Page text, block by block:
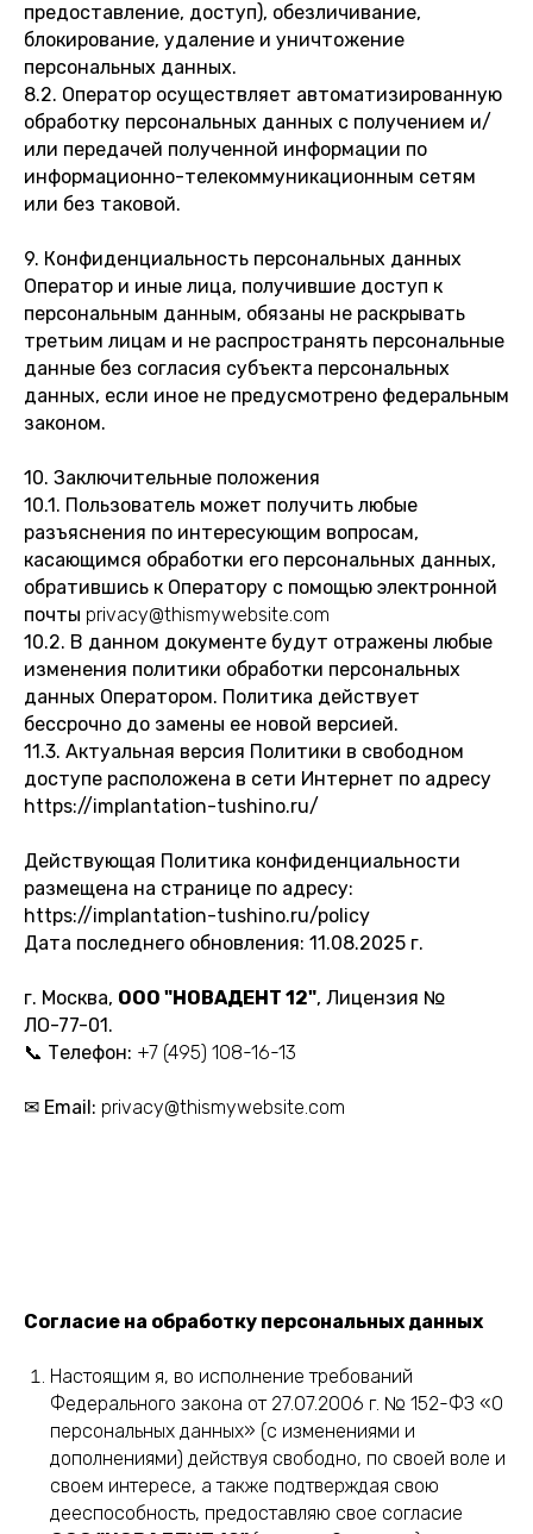
предоставление, доступ), обезличивание,
блокирование, удаление и уничтожение
персональных данных.
8.2. Оператор осуществляет автоматизированную
обработку персональных данных с получением и/
или передачей полученной информации по
информационно-телекоммуникационным сетям
или без таковой.
9. Конфиденциальность персональных данных
Оператор и иные лица, получившие доступ к
персональным данным, обязаны не раскрывать
третьим лицам и не распространять персональные
данные без согласия субъекта персональных
данных, если иное не предусмотрено федеральным
законом.
10. Заключительные положения
10.1. Пользователь может получить любые
разъяснения по интересующим вопросам,
касающимся обработки его персональных данных,
обратившись к Оператору с помощью электронной
почты privacy@thismywebsite.com
10.2. В данном документе будут отражены любые
изменения политики обработки персональных
данных Оператором. Политика действует
бессрочно до замены ее новой версией.
11.3. Актуальная версия Политики в свободном
доступе расположена в сети Интернет по адресу
https://implantation-tushino.ru/
Действующая Политика конфиденциальности
размещена на странице по адресу:
https://implantation-tushino.ru/policy
Дата последнего обновления: 11.08.2025 г.
г. Москва, ООО "НОВАДЕНТ 12", Лицензия №
ЛО-77-01.
📞 Телефон: +7 (495) 108-16-13
✉ Email: privacy@thismywebsite.com
Согласие на обработку персональных данных
Настоящим я, во исполнение требований
Федерального закона от 27.07.2006 г. № 152-ФЗ «О
персональных данных» (с изменениями и
дополнениями) действуя свободно, по своей воле и
своем интересе, а также подтверждая свою
дееспособность, предоставляю свое согласие